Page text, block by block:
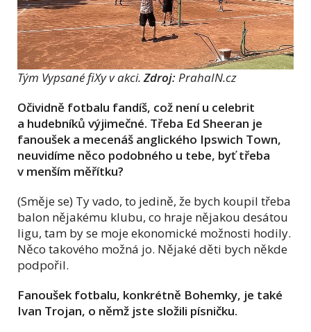
Tým Vypsané fiXy v akci.Zdroj: PrahaIN.cz
Očividně fotbalu fandíš, což není u celebrit
a hudebníků výjimečné. Třeba Ed Sheeran je
fanoušek a mecenáš anglického Ipswich Town,
neuvidíme něco podobného u tebe, byť třeba
v menším měřítku?
(Směje se) Ty vado, to jedině, že bych koupil třeba
balon nějakému klubu, co hraje nějakou desátou
ligu, tam by se moje ekonomické možnosti hodily.
Něco takového možná jo. Nějaké děti bych někde
podpořil.
Fanoušek fotbalu, konkrétně Bohemky, je také
Ivan Trojan, o němž jste složili písničku.